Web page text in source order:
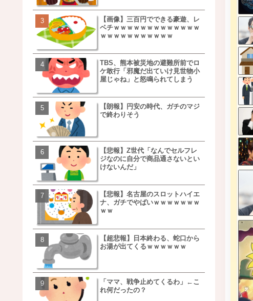
【画像】三百円でできる豪遊、レ
ベチｗｗｗｗｗｗｗｗｗｗｗｗｗ
ｗｗｗｗｗｗｗｗｗｗｗ
TBS、熊本被災地の避難所前でロ
ケ敢行「邪魔だ出ていけ見世物小
屋じゃね」と怒鳴られてしまう
【朗報】円安の時代、ガチのマジ
で終わりそう
【悲報】Z世代「なんでセルフレ
ジなのに自分で商品通さないとい
けないんだ」
【悲報】名古屋のスロットハイエ
ナ、ガチでやばいｗｗｗｗｗｗｗ
ｗｗ
【超悲報】日本終わる、蛇口から
お湯が出てくるｗｗｗｗｗｗ
「ママ、戦争止めてくるわ」←こ
れ何だったの？
【画像】キモいオジサンが着てる
服一覧がこちらｗｗｗｗｗｗｗｗ
ｗ
【速報】しょこたん、遂に本当の
事を言うｗｗｗｗｗｗｗｗｗｗｗ
ｗｗｗｗｗｗｗｗ
移民ベトナム女達の宅飲み、レベ
チｗｗｗｗｗｗｗｗｗｗｗｗｗｗ
【朗報】NOギルティ炭酸、登場
ｗｗｗｗｗｗｗｗｗｗｗｗ
【画像】例の梨を5000個失った農
家さん、少し流れが変わってくる
【悲報】日本、ついに駅そばの値
段が限界突破ｗｗｗｗｗｗｗｗｗ
【悲報】すき家、炎上ｗｗｗｗｗ
ｗｗｗｗｗｗｗｗｗｗｗｗｗｗｗ